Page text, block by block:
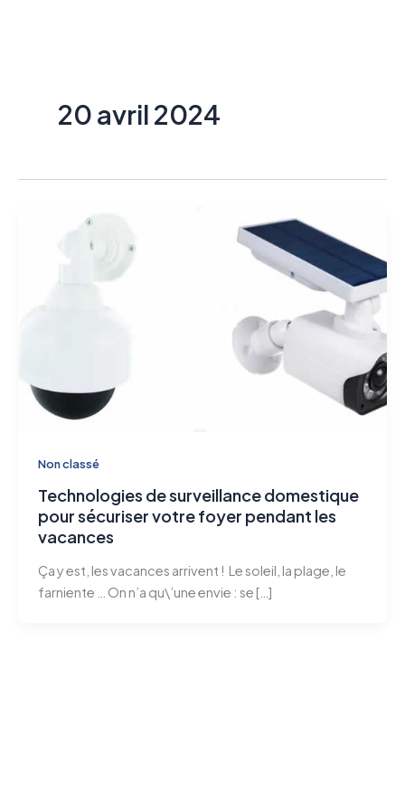
20 avril 2024
Non classé
Technologies de surveillance domestique
pour sécuriser votre foyer pendant les
vacances
Ça y est, les vacances arrivent ! Le soleil, la plage, le
farniente … On n’a qu\’une envie : se […]